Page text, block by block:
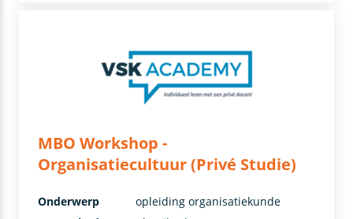
MBO Workshop -
Organisatiecultuur (Privé Studie)
Onderwerp
opleiding organisatiekunde